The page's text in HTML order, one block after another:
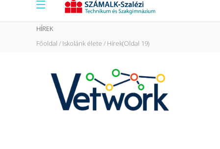
HÍREK
Főoldal Iskolánk élete Hírek(Oldal 19)